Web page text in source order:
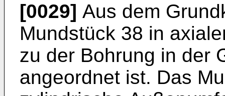
[0029] Aus dem
Mundstück 38 in
zu der Bohrung in der
angeordnet ist. Das